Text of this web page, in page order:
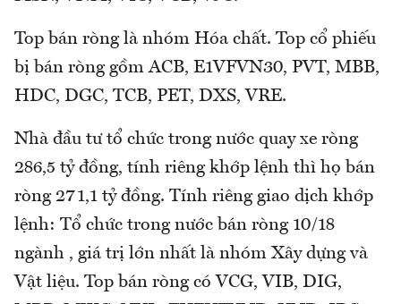
Top bán ròng là nhóm Hóa chất. Top cổ phiếu
bị bán ròng gồm ACB, E1VFVN30, PVT, MBB,
HDC, DGC, TCB, PET, DXS, VRE.
Nhà đầu tư tổ chức trong nước quay xe ròng
286,5 tỷ đồng, tính riêng khớp lệnh thì họ bán
ròng 271,1 tỷ đồng. Tính riêng giao dịch khớp
lệnh: Tổ chức trong nước bán ròng 10/18
ngành , giá trị lớn nhất là nhóm Xây dựng và
Vật liệu. Top bán ròng có VCG, VIB, DIG,